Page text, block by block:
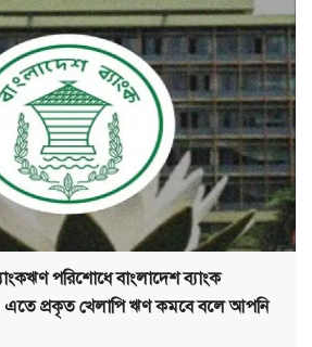
পরিশোধে বাংলাদেশ ব্যাংক
এতে প্রকৃত খেলাপি ঋণ কমবে বলে আপনি